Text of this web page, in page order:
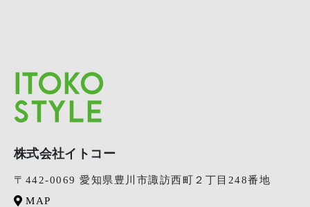
株式会社イトコー
〒442-0069 愛知県豊川市諏訪西町２丁目248番地
MAP